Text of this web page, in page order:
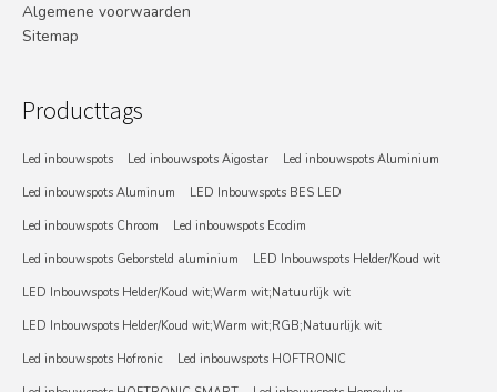
Algemene voorwaarden
Sitemap
Producttags
Led inbouwspots Led inbouwspots Aigostar
Led inbouwspots Aluminium
Led inbouwspots Aluminum
LED Inbouwspots BES LED
Led inbouwspots Chroom
Led inbouwspots Ecodim
Led inbouwspots Geborsteld aluminium
LED Inbouwspots Helder/Koud wit
LED Inbouwspots Helder/Koud wit;Warm wit;Natuurlijk wit
LED Inbouwspots Helder/Koud wit;Warm wit;RGB;Natuurlijk wit
Led inbouwspots Hofronic
Led inbouwspots HOFTRONIC